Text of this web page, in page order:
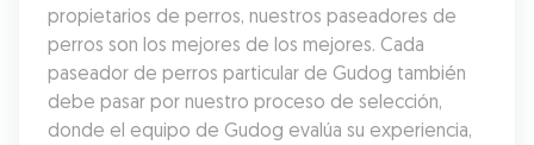
propietarios de perros, nuestros paseadores de
perros son los mejores de los mejores. Cada
paseador de perros particular de Gudog también
debe pasar por nuestro proceso de selección,
donde el equipo de Gudog evalúa su experiencia,